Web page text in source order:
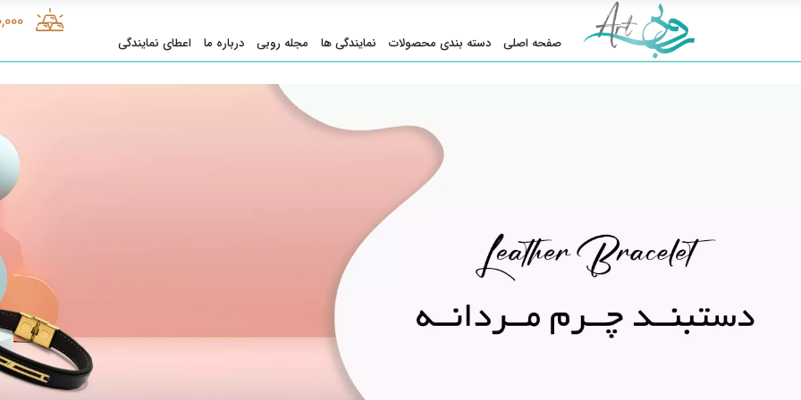
صفحه اصلی دسته بندی محصولات نمایندگی ها مجله روبی درباره ما اعطای نمایندگی